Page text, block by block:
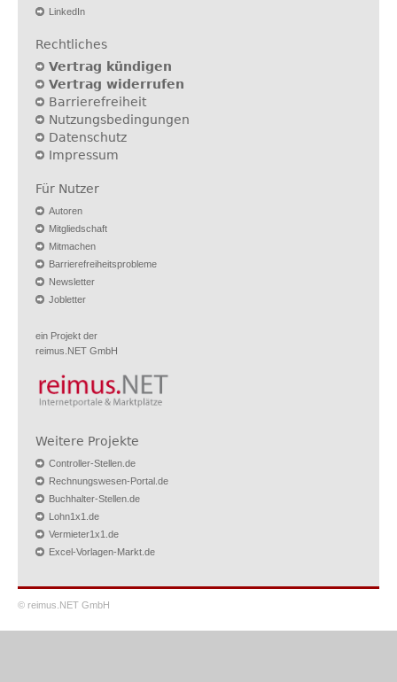
LinkedIn
Rechtliches
Vertrag kündigen
Vertrag widerrufen
Barrierefreiheit
Nutzungsbedingungen
Datenschutz
Impressum
Für Nutzer
Autoren
Mitgliedschaft
Mitmachen
Barrierefreiheitsprobleme
Newsletter
Jobletter
ein Projekt der
reimus.NET GmbH
Weitere Projekte
Controller-Stellen.de
Rechnungswesen-Portal.de
Buchhalter-Stellen.de
Lohn1x1.de
Vermieter1x1.de
Excel-Vorlagen-Markt.de
© reimus.NET GmbH